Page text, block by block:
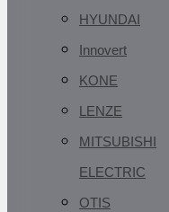
HYUNDAI
Innovert
KONE
LENZE
MITSUBISHI
ELECTRIC
OTIS